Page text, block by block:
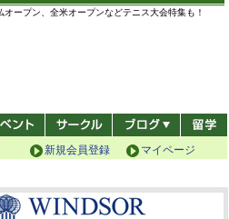
ープン、全米オープンなどテニス大会特集も！
マイページ
新規会員登録